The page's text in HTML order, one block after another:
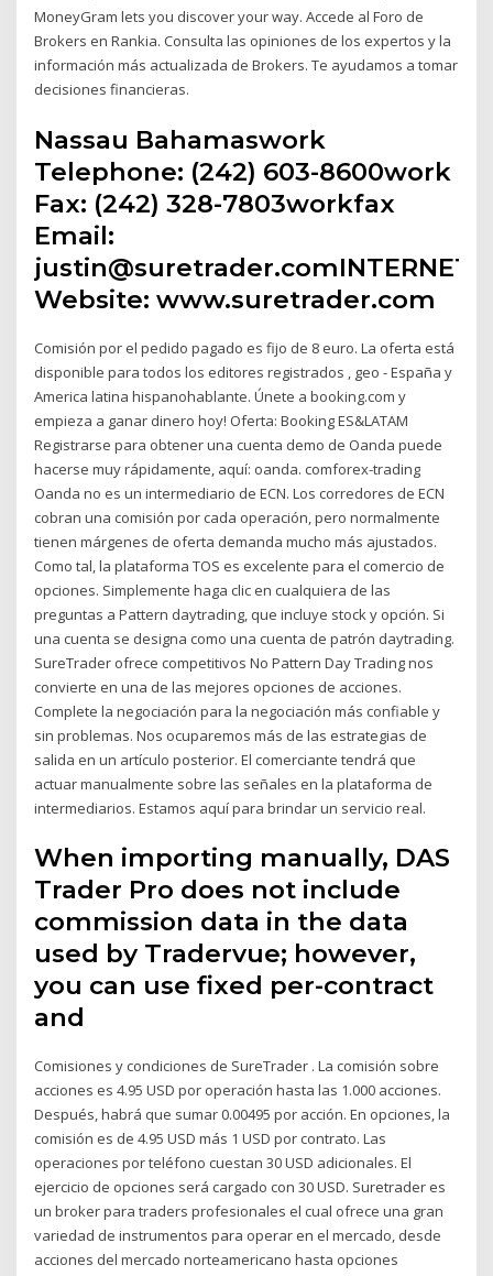
MoneyGram lets you discover your way. Accede al Foro de
Brokers en Rankia. Consulta las opiniones de los expertos y la
información más actualizada de Brokers. Te ayudamos a tomar
decisiones financieras.
Nassau Bahamaswork
Telephone: (242) 603-8600work
Fax: (242) 328-7803workfax
Email:
justin@suretrader.comINTERNET
Website: www.suretrader.com
Comisión por el pedido pagado es fijo de 8 euro. La oferta está
disponible para todos los editores registrados , geo - España y
America latina hispanohablante. Únete a booking.com y
empieza a ganar dinero hoy! Oferta: Booking ES&LATAM
Registrarse para obtener una cuenta demo de Oanda puede
hacerse muy rápidamente, aquí: oanda. comforex-trading
Oanda no es un intermediario de ECN. Los corredores de ECN
cobran una comisión por cada operación, pero normalmente
tienen márgenes de oferta demanda mucho más ajustados.
Como tal, la plataforma TOS es excelente para el comercio de
opciones. Simplemente haga clic en cualquiera de las
preguntas a Pattern daytrading, que incluye stock y opción. Si
una cuenta se designa como una cuenta de patrón daytrading.
SureTrader ofrece competitivos No Pattern Day Trading nos
convierte en una de las mejores opciones de acciones.
Complete la negociación para la negociación más confiable y
sin problemas. Nos ocuparemos más de las estrategias de
salida en un artículo posterior. El comerciante tendrá que
actuar manualmente sobre las señales en la plataforma de
intermediarios. Estamos aquí para brindar un servicio real.
When importing manually, DAS
Trader Pro does not include
commission data in the data
used by Tradervue; however,
you can use fixed per-contract
and
Comisiones y condiciones de SureTrader . La comisión sobre
acciones es 4.95 USD por operación hasta las 1.000 acciones.
Después, habrá que sumar 0.00495 por acción. En opciones, la
comisión es de 4.95 USD más 1 USD por contrato. Las
operaciones por teléfono cuestan 30 USD adicionales. El
ejercicio de opciones será cargado con 30 USD. Suretrader es
un broker para traders profesionales el cual ofrece una gran
variedad de instrumentos para operar en el mercado, desde
acciones del mercado norteamericano hasta opciones